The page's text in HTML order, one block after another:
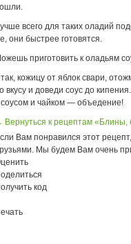
всего для таких оладий
они быстрее готовятся.
приготовить к оладьям
кожицу от яблок свари,
вкусу и доведи соус до
соусом и чайком — объедение!
Вернуться к рецептам «Блины,
Вам понравился этот
Мы будем Вам очень
код